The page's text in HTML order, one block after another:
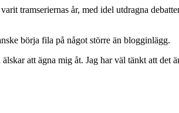
tramseriernas år, med idel utdragna
börja fila på något större än blogginlägg.
att ägna mig åt. Jag har väl tänkt att det